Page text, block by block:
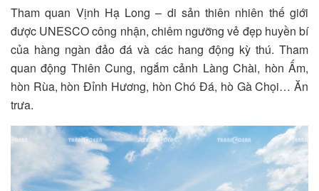
Tham quan Vịnh Hạ Long – di sản thiên nhiên thế giới
được UNESCO công nhận, chiêm ngưỡng vẻ đẹp huyền bí
của hàng ngàn đảo đá và các hang động kỳ thú. Tham
quan động Thiên Cung, ngắm cảnh Làng Chài, hòn Ấm,
hòn Rùa, hòn Đỉnh Hương, hòn Chó Đá, hò Gà Chọi… Ăn
trưa.